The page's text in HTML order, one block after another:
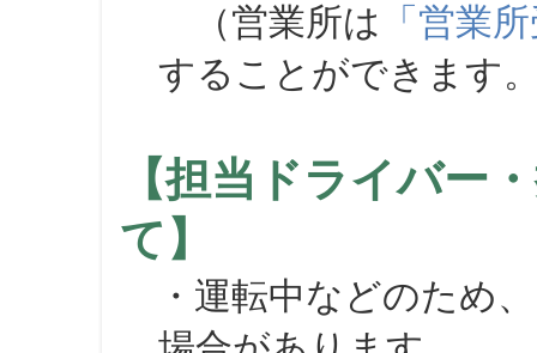
（営業所は 「営業
することができます
【担当ドライバー
て】
・運転中などのため